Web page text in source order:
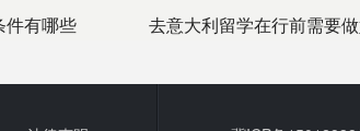
件有哪些 去意大利留学在行前需要